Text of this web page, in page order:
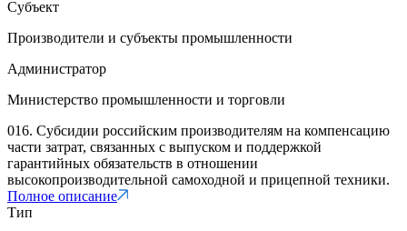
Субъект
Производители и субъекты промышленности
Администратор
Министерство промышленности и торговли
016. Субсидии российским производителям на компенсацию
части затрат, связанных с выпуском и поддержкой
гарантийных обязательств в отношении
высокопроизводительной самоходной и прицепной техники.
Полное описание
Тип